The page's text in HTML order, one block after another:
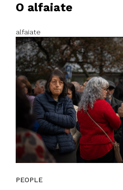
O alfaiate
alfaiate
PEOPLE